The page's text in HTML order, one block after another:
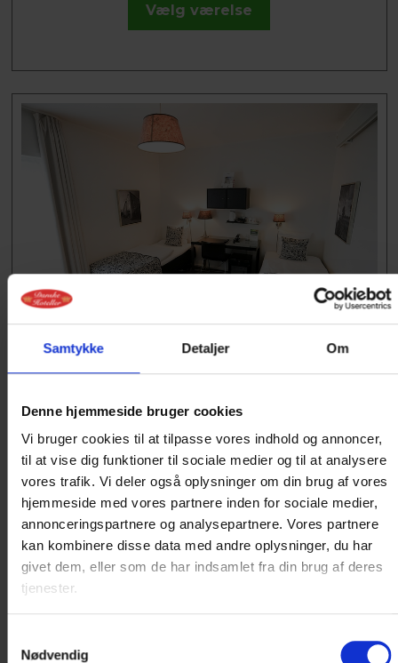
Samtykke Detaljer Om
Denne hjemmeside bruger cookies
Vi bruger cookies til at tilpasse vores indhold og annoncer,
til at vise dig funktioner til sociale medier og til at analysere
vores trafik. Vi deler også oplysninger om din brug af vores
hjemmeside med vores partnere inden for sociale medier,
annonceringspartnere og analysepartnere. Vores partnere
kan kombinere disse data med andre oplysninger, du har
givet dem, eller som de har indsamlet fra din brug af deres
tjenester.
Nødvendig
Vælg værelse
TWIN VÆRELSE
Twin værelse med 2 enkeltsenge og en lille
TV,...
Læs mere
2.196 DKK
Vælg værelse